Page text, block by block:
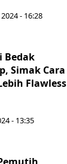
- 16:28
Bedak
Simak Cara
Flawless
- 13:35